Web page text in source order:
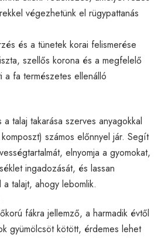
végezhetünk el rügypattanás
és a tünetek korai felismerése
szellős korona és a megfelelő
a fa természetes ellenálló
a talaj takarása szerves anyagokkal
számos előnnyel jár. Segít
elnyomja a gyomokat,
ingadozását, és lassan
talajt, ahogy lebomlik.
fákra jellemző, a harmadik évtől
gyümölcsöt kötött, érdemes lehet